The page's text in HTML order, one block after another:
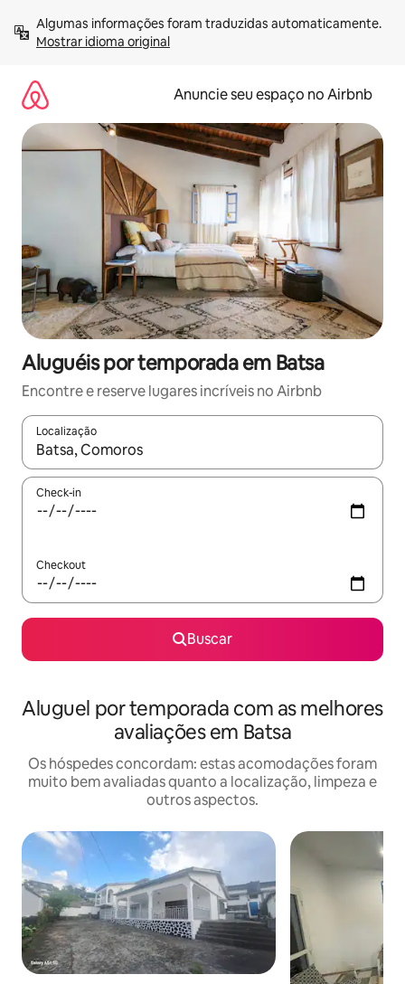
para
Mostrar idioma original
Anuncie seu espaço no Airbnb
Aluguéis por temporada em Batsa
Encontre e reserve lugares incríveis no Airbnb
Localização
Quando os resultados estiverem disponíveis, explore-os
Check-in
Checkout
Buscar
Aluguel por temporada com as melhores
avaliações em Batsa
Os hóspedes concordam: estas acomodações foram
muito bem avaliadas quanto a localização, limpeza e
outros aspectos.